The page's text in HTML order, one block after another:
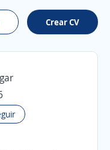
Crear CV